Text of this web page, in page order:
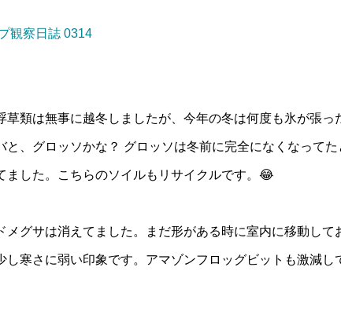
草類は無事に越冬しましたが、今年の冬は何度も氷が張っ
と、グロッソかな？ グロッソは冬前に完全になくなって
ました。こちらのソイルもリサイクルです。😂
メグサは消えてました。まだ形がある時に室内に移動し
し寒さに弱い印象です。アマゾンフロッグビットも激減し